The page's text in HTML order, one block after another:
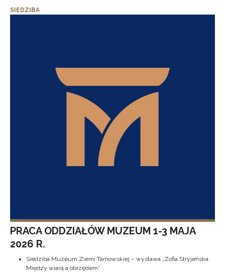
SIEDZIBA
PRACA ODDZIAŁÓW MUZEUM 1-3 MAJA
2026 R.
Siedziba Muzeum Ziemi Tarnowskiej – wystawa „Zofia Stryjeńska.
Między wiarą a obrzędem”